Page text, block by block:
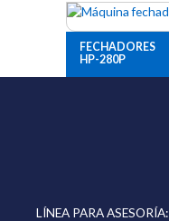
FECHADORES
HP-280P
LÍNEA PARA ASESORÍA: